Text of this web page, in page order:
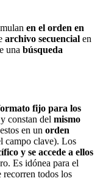
en el orden en
archivo secuencial en
una búsqueda
fijo para los
y constan del mismo
en un orden
campo clave). Los
y se accede a ellos
Es idónea para el
recorren todos los